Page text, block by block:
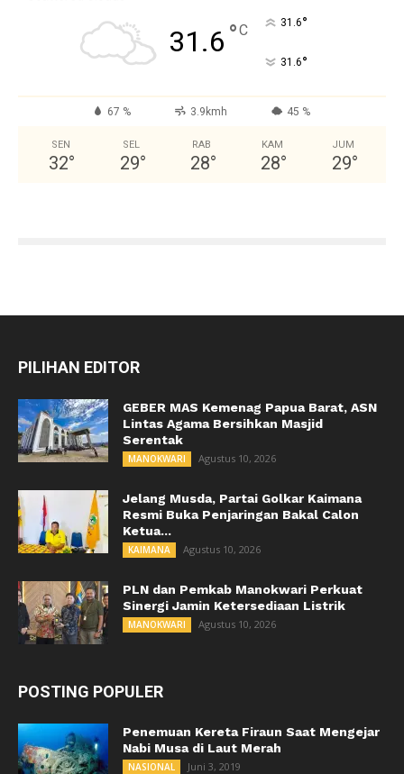
31.6 °C 31.6°
31.6°
67 % 3.9kmh 45 %
SEN
32°
SEL
29°
RAB
28°
KAM
28°
JUM
29°
PILIHAN EDITOR
GEBER MAS Kemenag Papua Barat, ASN
Lintas Agama Bersihkan Masjid
Serentak
MANOKWARI Agustus 10, 2026
Jelang Musda, Partai Golkar Kaimana
Resmi Buka Penjaringan Bakal Calon
Ketua...
KAIMANA Agustus 10, 2026
PLN dan Pemkab Manokwari Perkuat
Sinergi Jamin Ketersediaan Listrik
MANOKWARI Agustus 10, 2026
POSTING POPULER
Penemuan Kereta Firaun Saat Mengejar
Nabi Musa di Laut Merah
NASIONAL Juni 3, 2019